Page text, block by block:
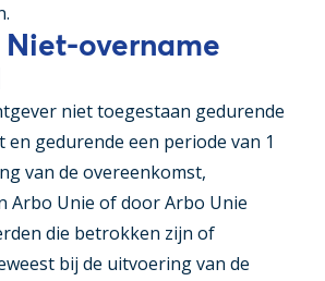
Niet-overname
niet toegestaan gedurende
en gedurende een periode van 1
van de overeenkomst,
Arbo Unie of door Arbo Unie
die betrokken zijn of
bij de uitvoering van de